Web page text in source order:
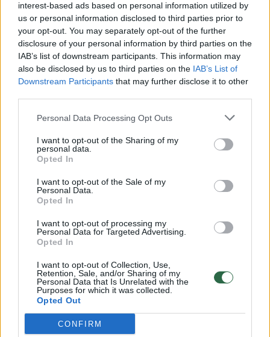
interest-based ads based on personal information utilized by
us or personal information disclosed to third parties prior to
your opt-out. You may separately opt-out of the further
disclosure of your personal information by third parties on the
IAB’s list of downstream participants. This information may
also be disclosed by us to third parties on the IAB’s List of
Downstream Participants that may further disclose it to other
Personal Data Processing Opt Outs
I want to opt-out of the Sharing of my
personal data.
Opted In
I want to opt-out of the Sale of my
Personal Data.
Opted In
I want to opt-out of processing my
Personal Data for Targeted Advertising.
Opted In
I want to opt-out of Collection, Use,
Retention, Sale, and/or Sharing of my
Personal Data that Is Unrelated with the
Purposes for which it was collected.
Opted Out
CONFIRM
Mažeikiuose išgelbėti du
5
15.04 val. gautas pranešimas, kad Kaune,
jos išlipti negalintis vyras.
Nukentėjusysis rastas sąmoningas. Jam
uždėtas kaklo įtvaras, asmuo paguldytas ant